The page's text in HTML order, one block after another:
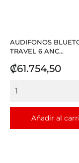
AUDIFONOS
TRAVEL 6 ANC...
Precio
₡61.754,50
Añadir al